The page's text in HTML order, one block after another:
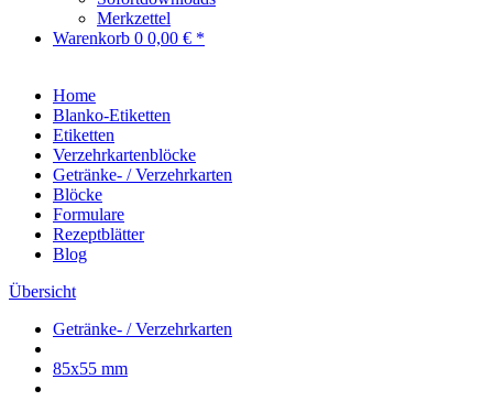
Merkzettel
Warenkorb 0 0,00 € *
Home
Blanko-Etiketten
Etiketten
Verzehrkartenblöcke
Getränke- / Verzehrkarten
Blöcke
Formulare
Rezeptblätter
Blog
Übersicht
Getränke- / Verzehrkarten
85x55 mm